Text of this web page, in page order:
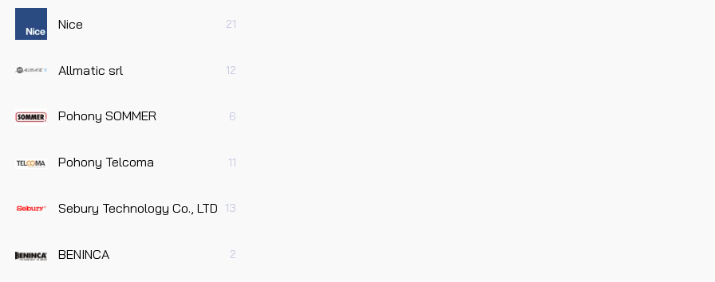
Nice 21
Allmatic srl 12
Pohony SOMMER 6
Pohony Telcoma 11
Sebury Technology Co., LTD 13
BENINCA 2